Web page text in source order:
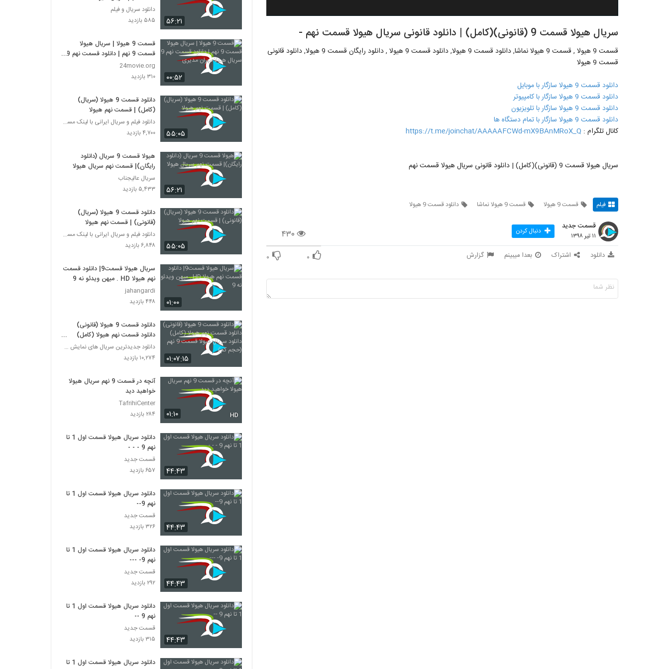
سریال هیولا قسمت 9 (قانونی)(کامل) | دانلود قانونی سریال هیولا قسمت نهم -
قسمت 9 هیولا , قسمت 9 هیولا نماشا, دانلود قسمت 9 هیولا, دانلود قسمت 9 هیولا , دانلود رایگان قسمت 9 هیولا, دانلود قانونی
قسمت 9 هیولا
دانلود قسمت 9 هیولا سازگار با موبایل
دانلود قسمت 9 هیولا سازگار با کامپیوتر
دانلود قسمت 9 هیولا سازگار با تلویزیون
دانلود قسمت 9 هیولا سازگار با تمام دستگاه ها
کانال تلگرام : https://t.me/joinchat/AAAAAFCWd-mX9BAnMRoX_Q
سریال هیولا قسمت 9 (قانونی)(کامل) | دانلود قانونی سریال هیولا قسمت نهم
فیلم قسمت 9 هیولا قسمت 9 هیولا نماشا دانلود قسمت 9 هیولا
۴۳۰
قسمت جدید
۱۱ تیر ۱۳۹۸ دنبال کردن
دانلود اشتراک بعدا میبینم گزارش ۰ ۰
۵۶:۲۱
دانلود سریال و فیلم
۵۸۵ بازدید
۰۰:۵۲
قسمت 9 هیولا | سریال هیولا
قسمت 9 نهم | دانلود قسمت نهم 9
سریال هیولا مهران مدیری
24movie.org
۳۱۰ بازدید
۵۵:۰۵
دانلود قسمت 9 هیولا (سریال)
(کامل) | قسمت نهم هیولا
دانلود فیلم و سریال ایرانی با لینک مستقیم
۴,۷۰۰ بازدید
۵۶:۲۱
هیولا قسمت 9 سریال (دانلود
رایگان)| قسمت نهم سریال هیولا
سریال عالیجناب
۵,۴۳۳ بازدید
۵۵:۰۵
دانلود قسمت 9 هیولا (سریال)
(قانونی) | قسمت نهم هیولا
دانلود فیلم و سریال ایرانی با لینک مستقیم
۶,۸۴۸ بازدید
۰۱:۰۰
سریال هیولا قسمت9| دانلود قسمت
نهم هیولا HD . میهن ویدئو نه 9
jahangardi
۴۴۸ بازدید
۰۱:۰۷:۱۵
دانلود قسمت 9 هیولا (قانونی)
دانلود قسمت نهم هیولا (کامل)
دانلود سریال هیولا قسمت 9 نهم
(حجم کم)
دانلود جدیدترین سریال های نمایش خانگی
۱۰,۲۷۴ بازدید
۰۱:۱۰ HD
آنچه در قسمت 9 نهم سریال هیولا
خواهید دید
TafrihiCenter
۲۸۴ بازدید
۴۴:۴۳
دانلود سریال هیولا قسمت اول 1 تا
نهم 9 - - -
قسمت جدید
۶۵۷ بازدید
۴۴:۴۳
دانلود سریال هیولا قسمت اول 1 تا
نهم 9--
قسمت جدید
۳۲۶ بازدید
۴۴:۴۳
دانلود سریال هیولا قسمت اول 1 تا
نهم 9- ---
قسمت جدید
۲۹۲ بازدید
۴۴:۴۳
دانلود سریال هیولا قسمت اول 1 تا
نهم 9 --
قسمت جدید
۳۱۵ بازدید
دانلود سریال هیولا قسمت اول 1 تا